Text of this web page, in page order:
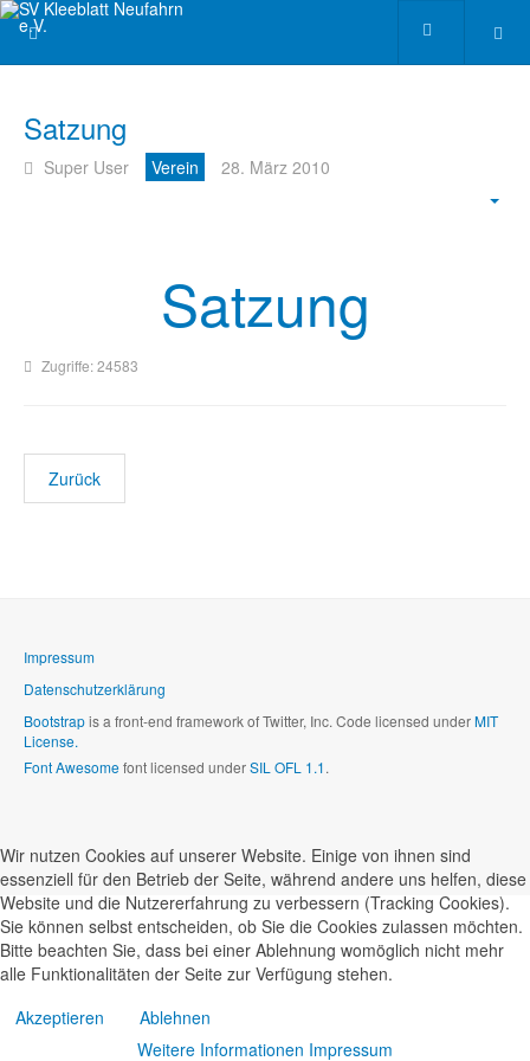
Satzung
Super User Verein 28. März 2010
Satzung
Zugriffe: 24583
Zurück
Impressum
Datenschutzerklärung
Bootstrapis a front-end framework of Twitter, Inc. Code licensed underMIT
License.
Font Awesomefont licensed underSIL OFL 1.1.
Wir nutzen Cookies auf unserer Website. Einige von ihnen sind
essenziell für den Betrieb der Seite, während andere uns helfen, diese
Website und die Nutzererfahrung zu verbessern (Tracking Cookies).
Sie können selbst entscheiden, ob Sie die Cookies zulassen möchten.
Bitte beachten Sie, dass bei einer Ablehnung womöglich nicht mehr
alle Funktionalitäten der Seite zur Verfügung stehen.
Akzeptieren
Ablehnen
Weitere Informationen Impressum